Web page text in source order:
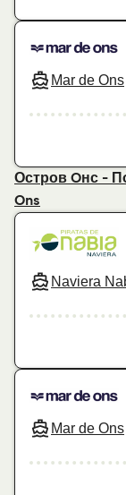
Mar de Ons
Остров Oнс -
Ons
Naviera
Mar de Ons